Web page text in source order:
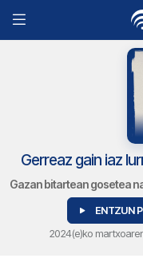
Gerreaz gain iaz
Gazan bitartean gosetea
ENTZUN
2024(e)ko